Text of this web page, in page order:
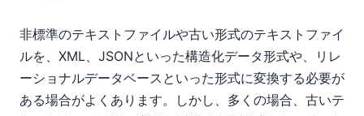
2017
2016
2014
2013
非標準のテキストファイルや古い形式のテキストファイ
ルを、XML、JSONといった構造化データ形式や、リレ
ーショナルデータベースといった形式に変換する必要が
ある場合がよくあります。しかし、多くの場合、古いテ